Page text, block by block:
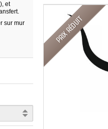
PRIX RÉDUIT
et
sur mur